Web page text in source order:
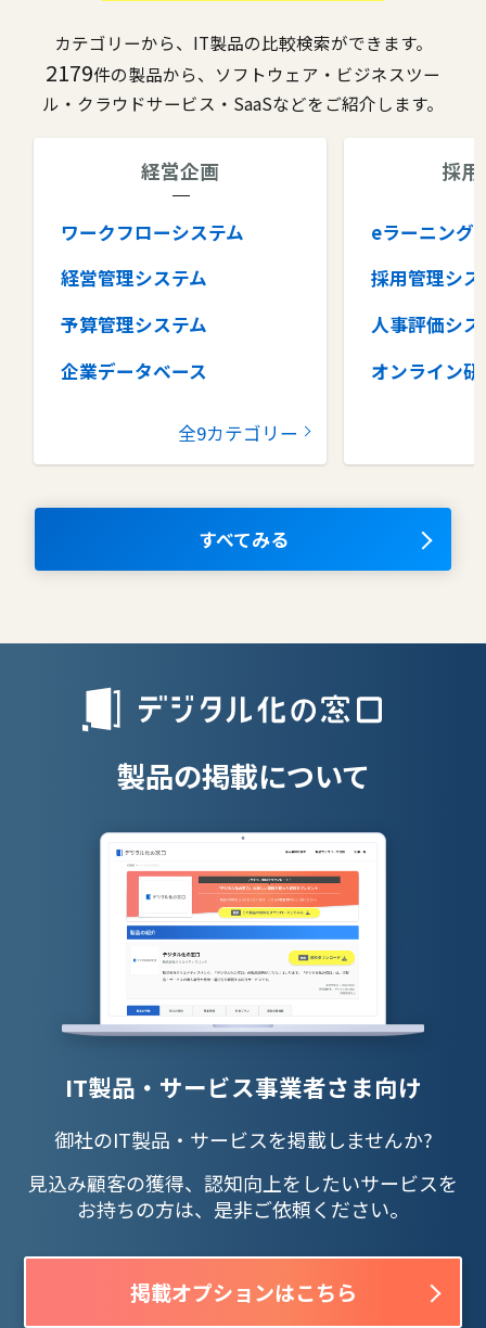
カテゴリーから、IT製品の比較検索ができます。
2179件の製品から、ソフトウェア・ビジネスツー
ル・クラウドサービス・SaaSなどをご紹介します。
経営企画
ワークフローシステム
経営管理システム
予算管理システム
企業データベース
コラボレーションツール
ナレッジマネジメントツール
全9カテゴリー
採
eラーニング
採用管理シス
人事評価シス
オンライン研
タレントマ
OKRツール
授業支援シス
すべてみる
製品の掲載について
IT製品・サービス事業者さま向け
御社のIT製品・サービスを掲載しませんか?
見込み顧客の獲得、認知向上をしたいサービスを
お持ちの方は、是非ご依頼ください。
掲載オプションはこちら